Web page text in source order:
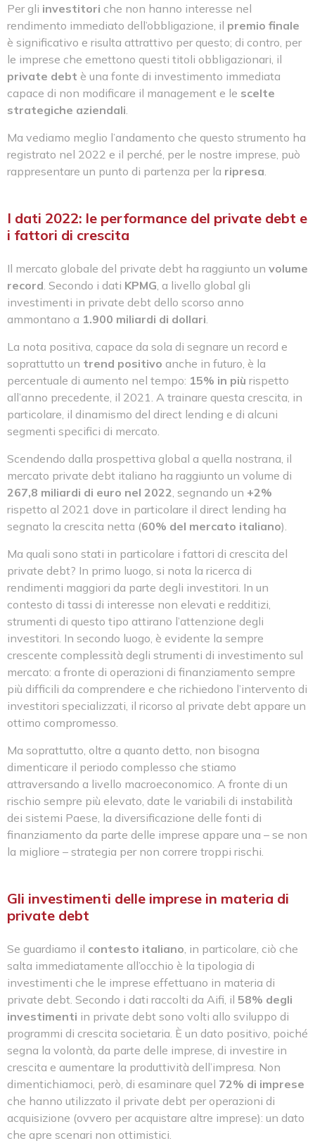
Per gli investitori che non hanno interesse nel
rendimento immediato dell’obbligazione, il premio finale
è significativo e risulta attrattivo per questo; di contro, per
le imprese che emettono questi titoli obbligazionari, il
private debt è una fonte di investimento immediata
capace di non modificare il management e le scelte
strategiche aziendali.
Ma vediamo meglio l’andamento che questo strumento ha
registrato nel 2022 e il perché, per le nostre imprese, può
rappresentare un punto di partenza per la ripresa.
I dati 2022: le performance del private debt e
i fattori di crescita
Il mercato globale del private debt ha raggiunto un volume
record. Secondo i dati KPMG, a livello global gli
investimenti in private debt dello scorso anno
ammontano a 1.900 miliardi di dollari.
La nota positiva, capace da sola di segnare un record e
soprattutto un trend positivo anche in futuro, è la
percentuale di aumento nel tempo: 15% in più rispetto
all’anno precedente, il 2021. A trainare questa crescita, in
particolare, il dinamismo del direct lending e di alcuni
segmenti specifici di mercato.
Scendendo dalla prospettiva global a quella nostrana, il
mercato private debt italiano ha raggiunto un volume di
267,8 miliardi di euro nel 2022, segnando un +2%
rispetto al 2021 dove in particolare il direct lending ha
segnato la crescita netta (60% del mercato italiano).
Ma quali sono stati in particolare i fattori di crescita del
private debt? In primo luogo, si nota la ricerca di
rendimenti maggiori da parte degli investitori. In un
contesto di tassi di interesse non elevati e redditizi,
strumenti di questo tipo attirano l’attenzione degli
investitori. In secondo luogo, è evidente la sempre
crescente complessità degli strumenti di investimento sul
mercato: a fronte di operazioni di finanziamento sempre
più difficili da comprendere e che richiedono l’intervento di
investitori specializzati, il ricorso al private debt appare un
ottimo compromesso.
Ma soprattutto, oltre a quanto detto, non bisogna
dimenticare il periodo complesso che stiamo
attraversando a livello macroeconomico. A fronte di un
rischio sempre più elevato, date le variabili di instabilità
dei sistemi Paese, la diversificazione delle fonti di
finanziamento da parte delle imprese appare una – se non
la migliore – strategia per non correre troppi rischi.
Gli investimenti delle imprese in materia di
private debt
Se guardiamo il contesto italiano, in particolare, ciò che
salta immediatamente all’occhio è la tipologia di
investimenti che le imprese effettuano in materia di
private debt. Secondo i dati raccolti da Aifi, il 58% degli
investimenti in private debt sono volti allo sviluppo di
programmi di crescita societaria. È un dato positivo, poiché
segna la volontà, da parte delle imprese, di investire in
crescita e aumentare la produttività dell’impresa. Non
dimentichiamoci, però, di esaminare quel 72% di imprese
che hanno utilizzato il private debt per operazioni di
acquisizione (ovvero per acquistare altre imprese): un dato
che apre scenari non ottimistici.